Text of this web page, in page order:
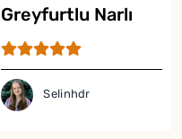
Greyfurtlu Narlı
Salata Tarifi
Selinhdr